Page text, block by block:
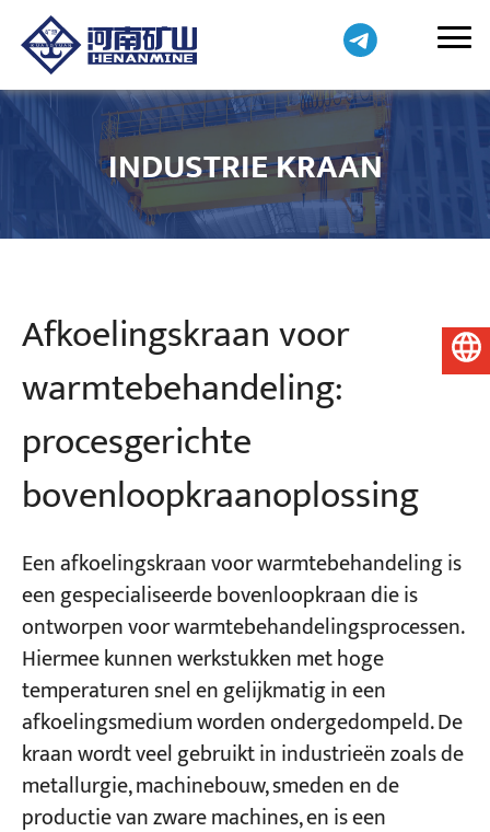
INDUSTRIE KRAAN
Afkoelingskraan voor
warmtebehandeling:
procesgerichte
bovenloopkraanoplossing
Een afkoelingskraan voor warmtebehandeling is
een gespecialiseerde bovenloopkraan die is
ontworpen voor warmtebehandelingsprocessen.
Hiermee kunnen werkstukken met hoge
temperaturen snel en gelijkmatig in een
afkoelingsmedium worden ondergedompeld. De
kraan wordt veel gebruikt in industrieën zoals de
metallurgie, machinebouw, smeden en de
productie van zware machines, en is een
Nederlands